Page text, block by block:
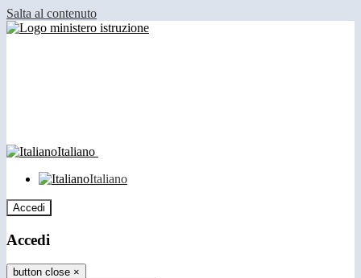
Salta al contenuto
Italiano
Italiano
Accedi
Accedi
button close ×